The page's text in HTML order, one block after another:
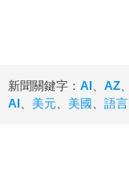
新聞關鍵字： AI AZ
AI
美元 美國 語言